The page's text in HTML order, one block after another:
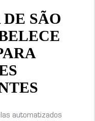
SÃO
automatizados